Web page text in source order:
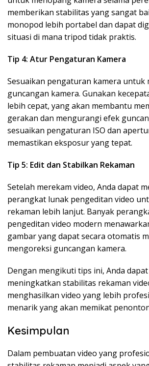
memberikan stabilitas yang sangat
monopod lebih portabel dan dapat
situasi di mana tripod tidak praktis.
Tip 4: Atur Pengaturan Kamera
Sesuaikan pengaturan kamera untuk
guncangan kamera. Gunakan
lebih cepat, yang akan membantu
gerakan dan mengurangi efek
sesuaikan pengaturan ISO dan
memastikan eksposur yang tepat.
Tip 5: Edit dan Stabilkan Rekaman
Setelah merekam video, Anda dapat
perangkat lunak pengeditan video
rekaman lebih lanjut. Banyak
pengeditan video modern
gambar yang dapat secara otomatis
mengoreksi guncangan kamera.
Dengan mengikuti tips ini, Anda
meningkatkan stabilitas rekaman
menghasilkan video yang lebih
menarik yang akan memikat
Kesimpulan
Dalam pembuatan video yang